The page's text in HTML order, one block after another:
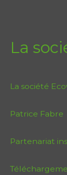
La
La société
Patrice Fabre
Partenariat